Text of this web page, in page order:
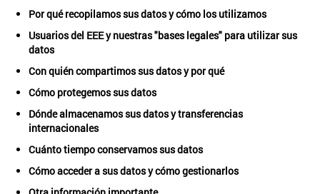
Por qué recopilamos sus datos y cómo los utilizamos
Usuarios del EEE y nuestras "bases legales" para utilizar sus
datos
Con quién compartimos sus datos y por qué
Cómo protegemos sus datos
Dónde almacenamos sus datos y transferencias
internacionales
Cuánto tiempo conservamos sus datos
Cómo acceder a sus datos y cómo gestionarlos